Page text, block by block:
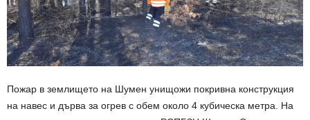
Пожар в землището на Шумен унищожи покривна конструкция
на навес и дърва за огрев с обем около 4 кубическа метра. На